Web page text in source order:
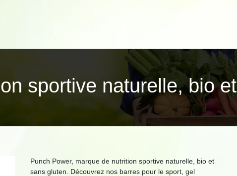
sportive naturelle, bio
Punch Power, marque de nutrition sportive naturelle, bio et
sans gluten. Découvrez nos barres pour le sport, gel